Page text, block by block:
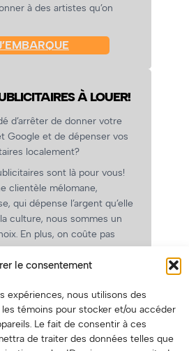
le consentement
expériences, nous utilisons des
témoins pour stocker et/ou accéder
Le fait de consentir à ces
de traiter des données telles que
à des artistes qu’on
À LOUER!
d’arrêter de donner votre
Google et de dépenser vos
localement?
sont là pour vous!
clientèle mélomane,
qui dépense l’argent qu’elle
culture, nous sommes un
En plus, on coûte pas
grille tarifaire intéressante et
des tarifs spéciaux pour